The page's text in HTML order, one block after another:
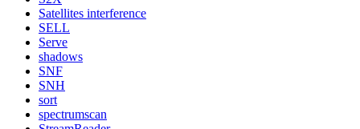
Satellites interference
SELL
Serve
shadows
SNF
SNH
sort
spectrumscan